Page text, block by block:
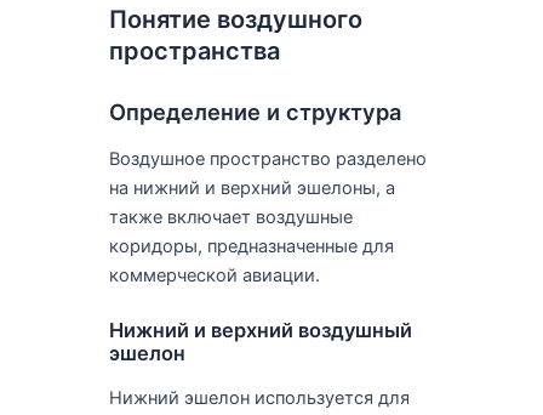
Понятие воздушного
пространства
Определение и структура
Воздушное пространство разделено
на нижний и верхний эшелоны, а
также включает воздушные
коридоры, предназначенные для
коммерческой авиации.
Нижний и верхний воздушный
эшелон
Нижний эшелон используется для